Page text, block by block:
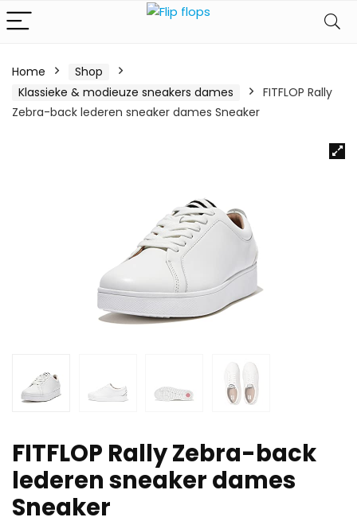
Home
Shop
Klassieke & modieuze sneakers dames
FITFLOP Rally
Zebra-back lederen sneaker dames Sneaker
FITFLOP Rally Zebra-back
lederen sneaker dames
Sneaker